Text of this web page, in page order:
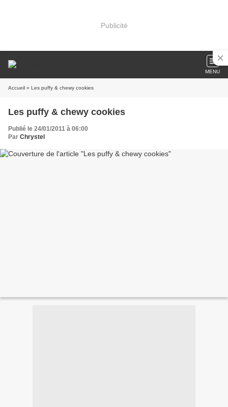
Publicité
MENU
Accueil » Les puffy & chewy cookies
Les puffy & chewy cookies
Publié le 24/01/2011 à 06:00
Par Chrystel